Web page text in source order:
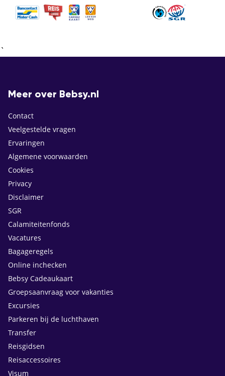
`
Meer over Bebsy.nl
Contact
Veelgestelde vragen
Ervaringen
Algemene voorwaarden
Cookies
Privacy
Disclaimer
SGR
Calamiteitenfonds
Vacatures
Bagageregels
Online inchecken
Bebsy Cadeaukaart
Groepsaanvraag voor vakanties
Excursies
Parkeren bij de luchthaven
Transfer
Reisgidsen
Reisaccessoires
Visum